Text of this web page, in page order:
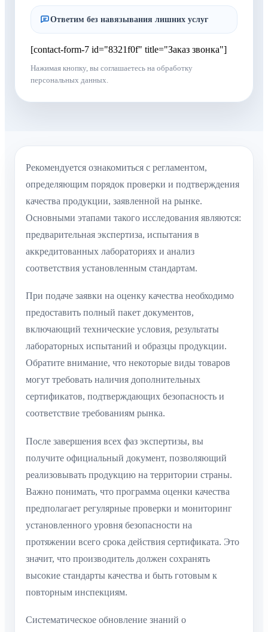
Ответим без навязывания лишних услуг
[contact-form-7 id="8321f0f" title="Заказ звонка"]
Нажимая кнопку, вы соглашаетесь на обработку
персональных данных.
Рекомендуется ознакомиться с регламентом,
определяющим порядок проверки и подтверждения
качества продукции, заявленной на рынке.
Основными этапами такого исследования являются:
предварительная экспертиза, испытания в
аккредитованных лабораториях и анализ
соответствия установленным стандартам.
При подаче заявки на оценку качества необходимо
предоставить полный пакет документов,
включающий технические условия, результаты
лабораторных испытаний и образцы продукции.
Обратите внимание, что некоторые виды товаров
могут требовать наличия дополнительных
сертификатов, подтверждающих безопасность и
соответствие требованиям рынка.
После завершения всех фаз экспертизы, вы
получите официальный документ, позволяющий
реализовывать продукцию на территории страны.
Важно понимать, что программа оценки качества
предполагает регулярные проверки и мониторинг
установленного уровня безопасности на
протяжении всего срока действия сертификата. Это
значит, что производитель должен сохранять
высокие стандарты качества и быть готовым к
повторным инспекциям.
Систематическое обновление знаний о